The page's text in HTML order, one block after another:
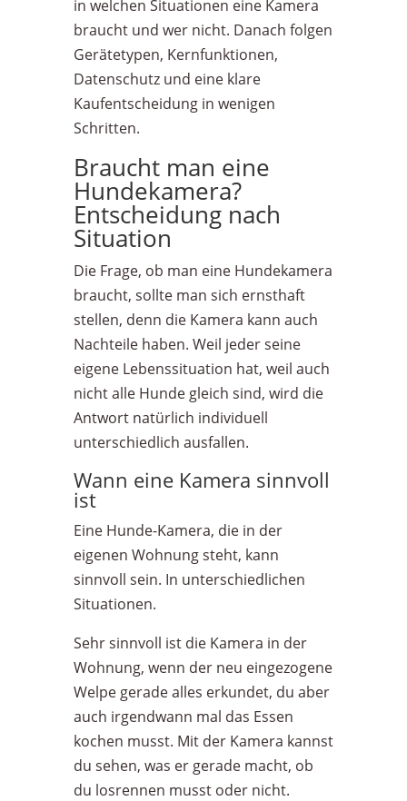
in welchen Situationen eine Kamera
braucht und wer nicht. Danach folgen
Gerätetypen, Kernfunktionen,
Datenschutz und eine klare
Kaufentscheidung in wenigen
Schritten.
Braucht man eine
Hundekamera?
Entscheidung nach
Situation
Die Frage, ob man eine Hundekamera
braucht, sollte man sich ernsthaft
stellen, denn die Kamera kann auch
Nachteile haben. Weil jeder seine
eigene Lebenssituation hat, weil auch
nicht alle Hunde gleich sind, wird die
Antwort natürlich individuell
unterschiedlich ausfallen.
Wann eine Kamera sinnvoll
ist
Eine Hunde-Kamera, die in der
eigenen Wohnung steht, kann
sinnvoll sein. In unterschiedlichen
Situationen.
Sehr sinnvoll ist die Kamera in der
Wohnung, wenn der neu eingezogene
Welpe gerade alles erkundet, du aber
auch irgendwann mal das Essen
kochen musst. Mit der Kamera kannst
du sehen, was er gerade macht, ob
du losrennen musst oder nicht.